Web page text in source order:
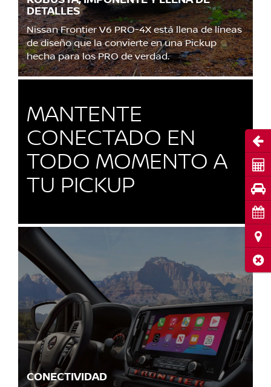
DETALLES
Nissan Frontier V6 PRO-4X está llena de líneas
de diseño que la convierte en una Pickup
hecha para los PRO de verdad.
MANTENTE
CONECTADO EN
TODO MOMENTO A
TU PICKUP
CONECTIVIDAD